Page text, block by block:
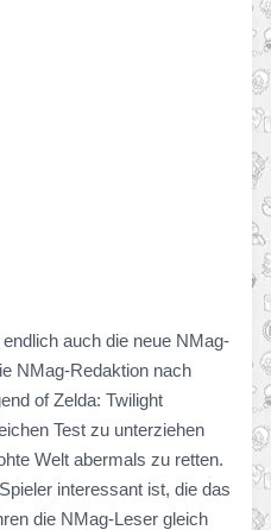
auch die neue NMag-
NMag-Redaktion nach
of Zelda: Twilight
Test zu unterziehen
Welt abermals zu retten.
interessant ist, die das
die NMag-Leser gleich